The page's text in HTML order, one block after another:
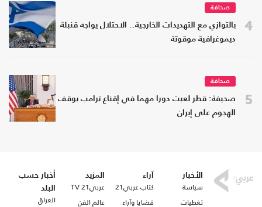
4
صحافة
بالتوازي مع التهديدات الخارجية.. الاحتلال يواجه قنبلة
ديموغرافية موقوتة
5
صحافة
صحيفة: قطر لعبت دورا مهما في إقناع ترامب بوقف
الهجوم على إيران
الأخبار
سياسة
تغطيات
آراء
كتاب عربي21
قضايا وآراء
المزيد
عربي21 TV
عالم الفن
أخبار حسب
البلد
العراق